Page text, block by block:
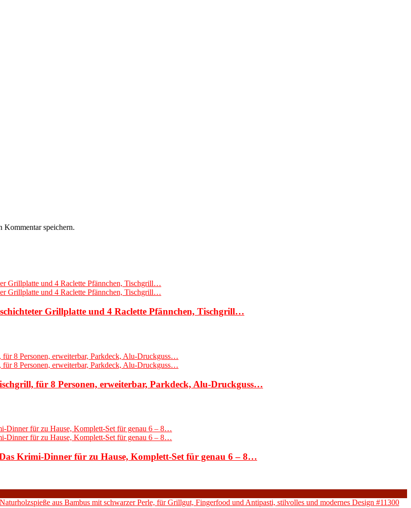
Kommentar speichern.
Grillplatte und 4 Raclette Pfännchen, Tischgrill…
für 8 Personen, erweiterbar, Parkdeck, Alu-Druckguss…
Krimi-Dinner für zu Hause, Komplett-Set für genau 6 – 8…